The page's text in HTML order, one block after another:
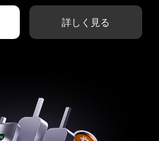
詳しく見る